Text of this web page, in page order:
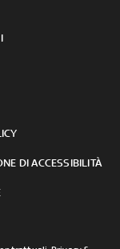
DI ACCESSIBILITÀ